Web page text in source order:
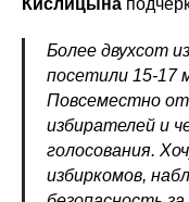
Кислицына
Более двухсот
посетили 15-17
Повсеместно
избирателей и
голосования.
избиркомов,